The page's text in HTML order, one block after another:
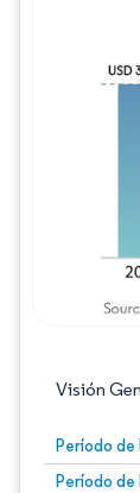
Visión
Período de
Período de